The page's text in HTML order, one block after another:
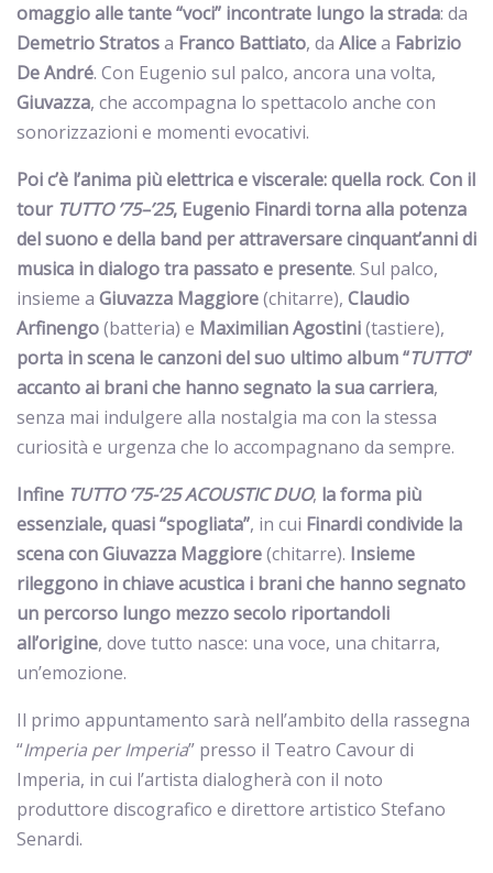
omaggio alle tante “voci” incontrate lungo la strada: da
DemetrioStratosa Franco Battiato, da Alicea Fabrizio
DeAndré. Con Eugenio sul palco, ancora una volta,
Giuvazza, che accompagna lo spettacolo anche con
sonorizzazioni e momenti evocativi.
Poi c’è l’anima più elettrica e viscerale: quella rock. Con il
tour TUTTO ’75–’25, Eugenio Finardi torna alla potenza
del suono e della band per attraversare cinquant’anni di
musica in dialogo tra passato e presente. Sul palco,
insieme a Giuvazza Maggiore(chitarre), Claudio
Arfinengo(batteria) e MaximilianAgostini(tastiere),
porta in scena le canzoni del suo ultimo album “TUTTO”
accanto ai brani che hanno segnato la sua carriera,
senza mai indulgere alla nostalgia ma con la stessa
curiosità e urgenza che lo accompagnano da sempre.
Infine TUTTO ‘75-’25 ACOUSTIC DUO, la forma più
essenziale, quasi “spogliata”, in cui Finardi condivide la
scena con Giuvazza Maggiore(chitarre). Insieme
rileggono in chiave acustica i brani che hanno segnato
un percorso lungo mezzo secolo riportandoli
all’origine, dove tutto nasce: una voce, una chitarra,
un’emozione.
Il primo appuntamento sarà nell’ambito della rassegna
“Imperia per Imperia” presso il Teatro Cavour di
Imperia, in cui l’artista dialogherà con il noto
produttore discografico e direttore artistico Stefano
Senardi.